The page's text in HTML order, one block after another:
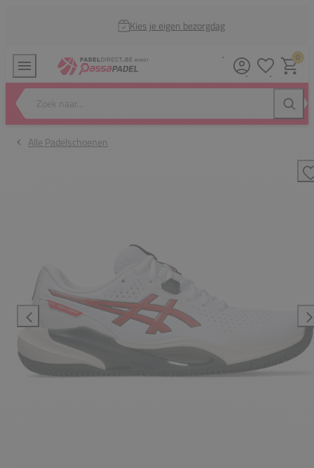
Kies je eigen bezorgdag
Zoek naar...
0
Alle Padelschoenen